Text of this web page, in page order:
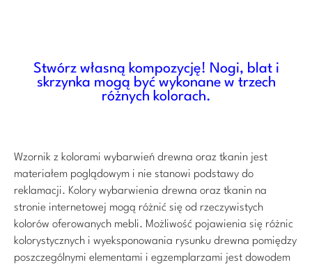
Stwórz własną kompozycję! Nogi, blat i
skrzynka mogą być wykonane w trzech
różnych kolorach.
Wzornik z kolorami wybarwień drewna oraz tkanin jest
materiałem poglądowym i nie stanowi podstawy do
reklamacji. Kolory wybarwienia drewna oraz tkanin na
stronie internetowej mogą różnić się od rzeczywistych
kolorów oferowanych mebli. Możliwość pojawienia się różnic
kolorystycznych i wyeksponowania rysunku drewna pomiędzy
poszczególnymi elementami i egzemplarzami jest dowodem